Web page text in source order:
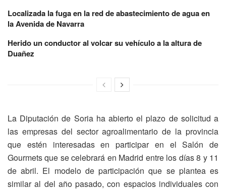
Localizada la fuga en la red de abastecimiento de agua en
la Avenida de Navarra
Herido un conductor al volcar su vehículo a la altura de
Duañez
La Diputación de Soria ha abierto el plazo de solicitud a
las empresas del sector agroalimentario de la provincia
que estén interesadas en participar en el Salón de
Gourmets que se celebrará en Madrid entre los días 8 y 11
de abril. El modelo de participación que se plantea es
similar al del año pasado, con espacios individuales con